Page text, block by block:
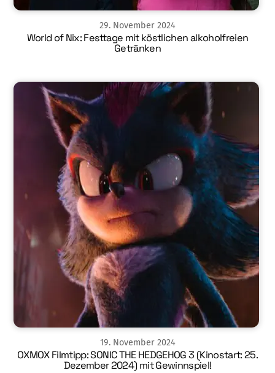
29. November 2024
World of Nix: Festtage mit köstlichen alkoholfreien
Getränken
19. November 2024
OXMOX Filmtipp: SONIC THE HEDGEHOG 3 (Kinostart: 25.
Dezember 2024) mit Gewinnspiel!